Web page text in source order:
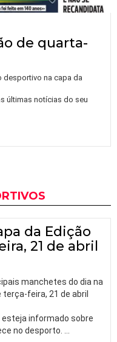
de quarta-
desportivo na capa da
últimas notícias do seu
da Edição
21 de abril
manchetes do dia na
terça-feira, 21 de abril
esteja informado sobre
no desporto.